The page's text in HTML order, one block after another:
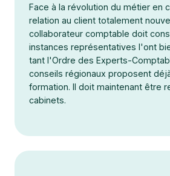
Face à la révolution du métier en
relation au client totalement
collaborateur comptable doit
instances représentatives l'ont
tant l'Ordre des Experts-
conseils régionaux proposent
formation. Il doit maintenant être
cabinets.